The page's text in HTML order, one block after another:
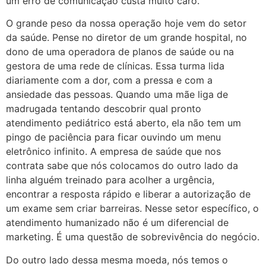
O grande peso da nossa operação hoje vem do setor
da saúde. Pense no diretor de um grande hospital, no
dono de uma operadora de planos de saúde ou na
gestora de uma rede de clínicas. Essa turma lida
diariamente com a dor, com a pressa e com a
ansiedade das pessoas. Quando uma mãe liga de
madrugada tentando descobrir qual pronto
atendimento pediátrico está aberto, ela não tem um
pingo de paciência para ficar ouvindo um menu
eletrônico infinito. A empresa de saúde que nos
contrata sabe que nós colocamos do outro lado da
linha alguém treinado para acolher a urgência,
encontrar a resposta rápido e liberar a autorização de
um exame sem criar barreiras. Nesse setor específico, o
atendimento humanizado não é um diferencial de
marketing. É uma questão de sobrevivência do negócio.
Do outro lado dessa mesma moeda, nós temos o